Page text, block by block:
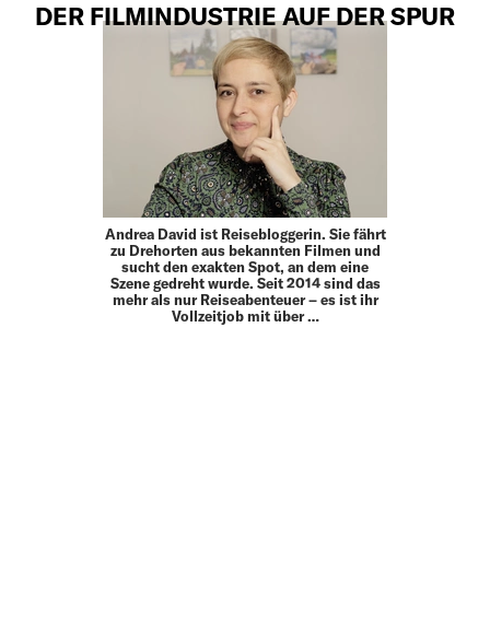
DER FILMINDUSTRIE AUF DER SPUR
Andrea David ist Reisebloggerin. Sie fährt
zu Drehorten aus bekannten Filmen und
sucht den exakten Spot, an dem eine
Szene gedreht wurde. Seit 2014 sind das
mehr als nur Reiseabenteuer – es ist ihr
Vollzeitjob mit über …